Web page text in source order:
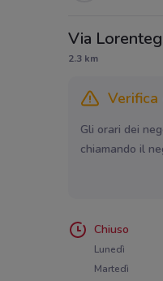
Via
2.3 km
Gli orari dei
chiamando il
Chiuso
Lunedì
Martedì